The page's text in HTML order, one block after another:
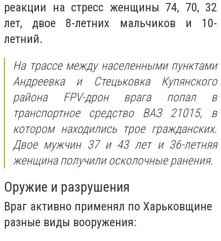
реакции на стресс женщины 74, 70, 32
лет, двое 8-летних мальчиков и 10-
летний.
На трассе между населенными пунктами
Андреевка и Стецьковка Купянского
района FPV-дрон врага попал в
транспортное средство ВАЗ 21015, в
котором находились трое гражданских.
Двое мужчин 37 и 43 лет и 36-летняя
женщина получили осколочные ранения.
Оружие и разрушения
Враг активно применял по Харьковщине
разные виды вооружения: